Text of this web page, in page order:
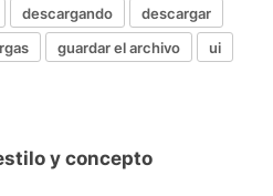
descargando
descargar
guardar el archivo
ui
y concepto